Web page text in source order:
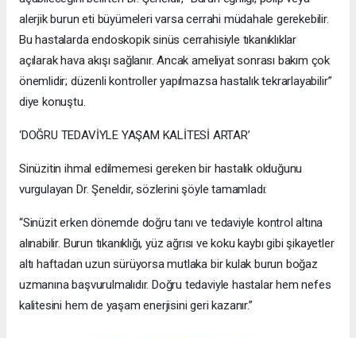
alerjik burun eti büyümeleri varsa cerrahi müdahale gerekebilir.
Bu hastalarda endoskopik sinüs cerrahisiyle tıkanıklıklar
açılarak hava akışı sağlanır. Ancak ameliyat sonrası bakım çok
önemlidir; düzenli kontroller yapılmazsa hastalık tekrarlayabilir”
diye konuştu.
‘DOĞRU TEDAVİYLE YAŞAM KALİTESİ ARTAR’
Sinüzitin ihmal edilmemesi gereken bir hastalık olduğunu
vurgulayan Dr. Şeneldir, sözlerini şöyle tamamladı:
“Sinüzit erken dönemde doğru tanı ve tedaviyle kontrol altına
alınabilir. Burun tıkanıklığı, yüz ağrısı ve koku kaybı gibi şikayetler
altı haftadan uzun sürüyorsa mutlaka bir kulak burun boğaz
uzmanına başvurulmalıdır. Doğru tedaviyle hastalar hem nefes
kalitesini hem de yaşam enerjisini geri kazanır.”